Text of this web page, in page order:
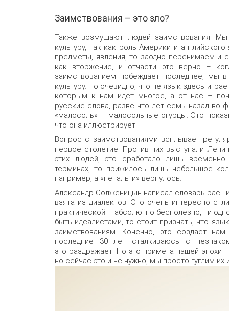
Заимствования – это зло?
Также возмущают людей заимствования. Мы
культуру, так как роль Америки и
предметы, явления, то заодно перенимаем и
как вторжение, и отчасти это верно –
заимствованием побеждает последнее, мы
культуру. Но очевидно, что не язык здесь
которым к нам идет многое, а от нас –
русские слова, разве что лет семь назад во
«малосоль» – малосольные огурцы. Это
что она иллюстрирует.
Вопрос с заимствованиями всплывает
первое столетие. Против них выступали
этих людей, это сработало лишь
терминах, то прижилось лишь небольшое
например, а «пенальти» вернулось.
Александр Солженицын написал словарь
взята из диалектов. Это очень интересно с
практической – абсолютно бесполезно, ни
быть идеалистами, то стоит признать, что
заимствованиям. Конечно, это создает
последние 30 лет сталкиваюсь с
это раздражает. Но это примета нашей эпохи
но сейчас это и не нужно, мы просто гуглим